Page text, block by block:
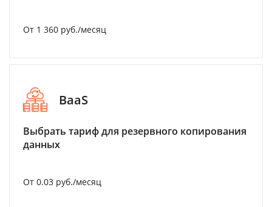
От 1 360 руб./месяц
BaaS
Выбрать тариф для резервного копирования
данных
От 0.03 руб./месяц